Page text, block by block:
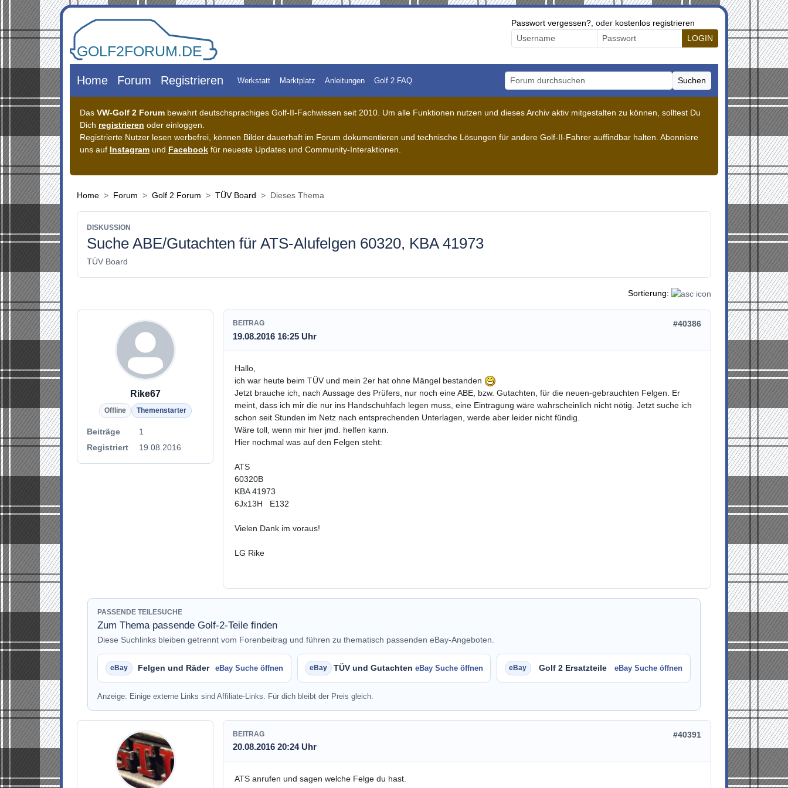
Zum Inhalt springen
Passwort vergessen? , oder kostenlos registrieren
LOGIN
Home Forum Registrieren Werkstatt Marktplatz Anleitungen Golf 2 FAQ
Forum durchsuchen
Suchen
Das VW-Golf 2 Forum bewahrt deutschsprachiges Golf-II-Fachwissen seit 2010. Um alle Funktionen nutzen und dieses Archiv aktiv mitgestalten zu können, solltest Du
Dich registrieren oder einloggen.
Registrierte Nutzer lesen werbefrei, können Bilder dauerhaft im Forum dokumentieren und technische Lösungen für andere Golf-II-Fahrer auffindbar halten. Abonniere
uns auf Instagram und Facebook für neueste Updates und Community-Interaktionen.
Home Forum Golf 2 Forum TÜV Board Dieses Thema
DISKUSSION
Suche ABE/Gutachten für ATS-Alufelgen 60320, KBA 41973
TÜV Board
Sortierung:
Rike67
Offline Themenstarter
Beiträge
1
Registriert
19.08.2016
BEITRAG
19.08.2016 16:25 Uhr
#40386
Hallo,
ich war heute beim TÜV und mein 2er hat ohne Mängel bestanden
Jetzt brauche ich, nach Aussage des Prüfers, nur noch eine ABE, bzw. Gutachten, für die neuen-gebrauchten Felgen. Er
meint, dass ich mir die nur ins Handschuhfach legen muss, eine Eintragung wäre wahrscheinlich nicht nötig. Jetzt suche ich
schon seit Stunden im Netz nach entsprechenden Unterlagen, werde aber leider nicht fündig.
Wäre toll, wenn mir hier jmd. helfen kann.
Hier nochmal was auf den Felgen steht:
ATS
60320B
KBA 41973
6Jx13H E132
Vielen Dank im voraus!
LG Rike
PASSENDE TEILESUCHE
Zum Thema passende Golf-2-Teile finden
Diese Suchlinks bleiben getrennt vom Forenbeitrag und führen zu thematisch passenden eBay-Angeboten.
Felgen und Räder eBay Suche öffnen TÜV und Gutachten eBay Suche öffnen Golf 2 Ersatzteile eBay Suche öffnen
Anzeige: Einige externe Links sind Affiliate-Links. Für dich bleibt der Preis gleich.
BEITRAG
20.08.2016 20:24 Uhr
#40391
ATS anrufen und sagen welche Felge du hast.